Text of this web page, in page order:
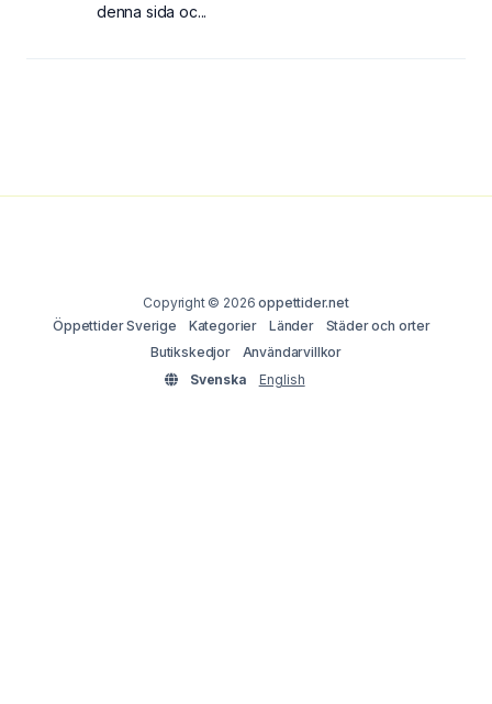
denna sida oc...
Copyright © 2026oppettider.net
Öppettider Sverige
Kategorier Länder
Städer och orter
Butikskedjor
Användarvillkor
Svenska
English